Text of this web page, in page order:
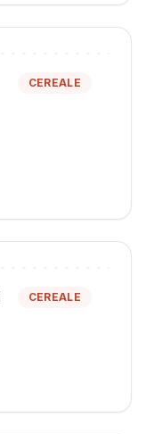
CEREALE
CEREALE